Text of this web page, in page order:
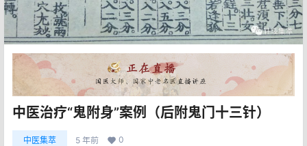
中医治疗“鬼附身”案例（后附鬼门十三针）
中医集萃 5 年前 0